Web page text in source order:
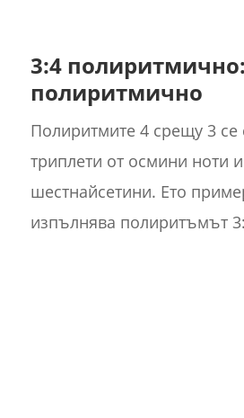
3:4
полиритмично
Полиритмите 4 срещу 3 се
триплети от осмини ноти и
шестнайсетини. Ето
изпълнява полиритъмът